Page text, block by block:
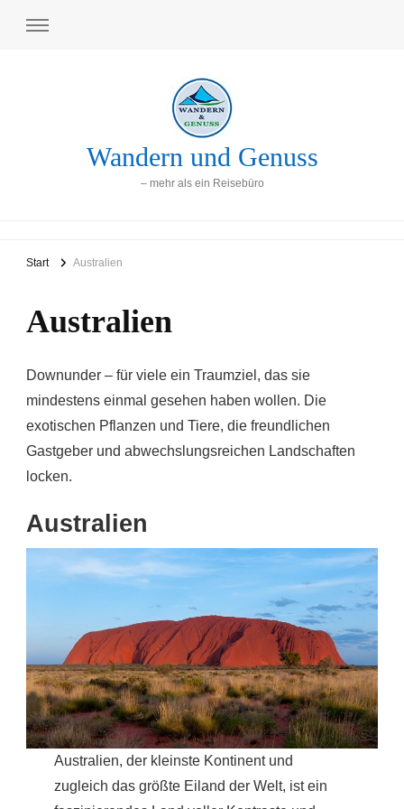
Wandern und Genuss
– mehr als ein Reisebüro
Start Australien
Australien
Downunder – für viele ein Traumziel, das sie
mindestens einmal gesehen haben wollen. Die
exotischen Pflanzen und Tiere, die freundlichen
Gastgeber und abwechslungsreichen Landschaften
locken.
Australien
Australien, der kleinste Kontinent und
zugleich das größte Eiland der Welt, ist ein